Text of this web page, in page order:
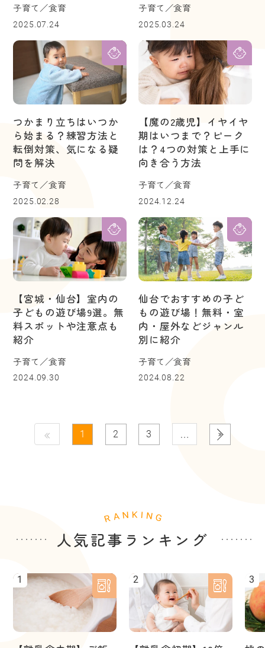
子育て／食育
2025.07.24
子育て／食育
2025.03.24
つかまり立ちはいつか
ら始まる？練習方法と
転倒対策、気になる疑
問を解決
子育て／食育
2025.02.28
【魔の2歳児】イヤイヤ
期はいつまで？ピーク
は？4つの対策と上手に
向き合う方法
子育て／食育
2024.12.24
【宮城・仙台】室内の
子どもの遊び場9選。無
料スポットや注意点も
紹介
子育て／食育
2024.09.30
仙台でおすすめの子ど
もの遊び場！無料・室
内・屋外などジャンル
別に紹介
子育て／食育
2024.08.22
1 2 3 …
人気記事ランキング
1 2 3